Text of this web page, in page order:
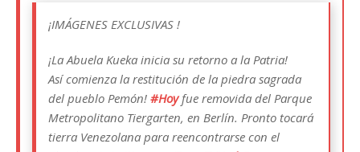
¡IMÁGENES EXCLUSIVAS !
¡La Abuela Kueka inicia su retorno a la Patria!
Así comienza la restitución de la piedra sagrada
del pueblo Pemón! #Hoyfue removida del Parque
Metropolitano Tiergarten, en Berlín. Pronto tocará
tierra Venezolana para reencontrarse con el